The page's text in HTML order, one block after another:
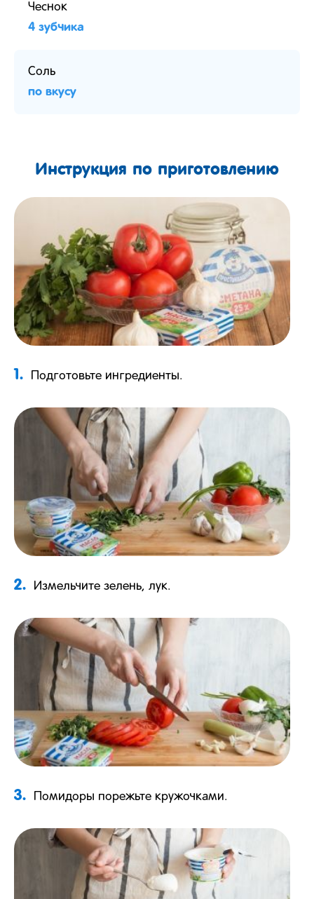
Чеснок
4 зубчика
Соль
по вкусу
Инструкция по приготовлению
1. Подготовьте ингредиенты.
2. Измельчите зелень, лук.
3. Помидоры порежьте кружочками.